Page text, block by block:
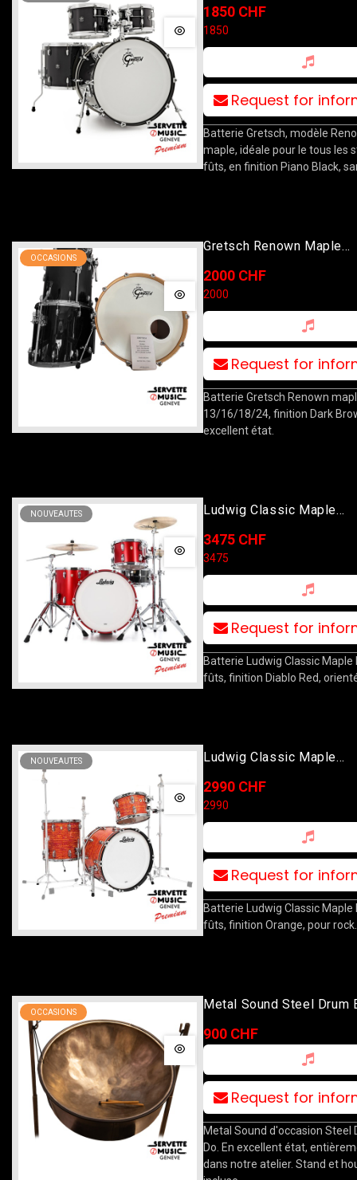
1850 CHF
1850
Request for
Batterie Gretsch, modèle
maple, idéale pour le tous les
fûts, en finition Piano Black,
OCCASIONS
Gretsch Renown Maple
2000 CHF
2000
Request for
Batterie Gretsch Renown
13/16/18/24, finition Dark
excellent état.
NOUVEAUTES
Ludwig Classic Maple
3475 CHF
3475
Request for
Batterie Ludwig Classic Maple
fûts, finition Diablo Red,
NOUVEAUTES
Ludwig Classic Maple
2990 CHF
2990
Request for
Batterie Ludwig Classic Maple
fûts, finition Orange, pour rock.
OCCASIONS
Metal Sound Steel Drum
900 CHF
Request for
Metal Sound d'occasion Steel
Do. En excellent état,
dans notre atelier. Stand et